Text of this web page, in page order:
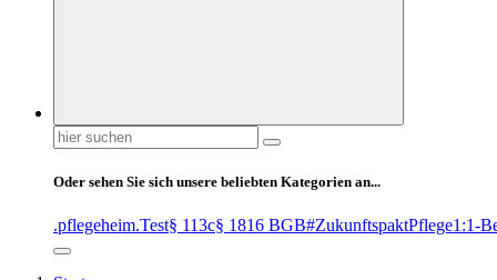
Suchen
nach:
Oder sehen Sie sich unsere beliebten Kategorien an...
.pflegeheim.Test§ 113c§ 1816 BGB#ZukunftspaktPflege1:1-